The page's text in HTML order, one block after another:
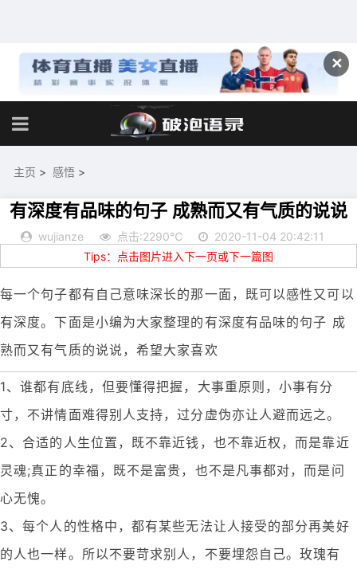
✕
主页 > 感悟 >
有深度有品味的句子 成熟而又有气质的说说
wujianze 点击:2290℃
2020-11-04 20:42:11
Tips：点击图片进入下一页或下一篇图
每一个句子都有自己意味深长的那一面，既可以感性又可以
有深度。下面是小编为大家整理的有深度有品味的句子 成
熟而又有气质的说说，希望大家喜欢
1、谁都有底线，但要懂得把握，大事重原则，小事有分
寸，不讲情面难得别人支持，过分虚伪亦让人避而远之。
2、合适的人生位置，既不靠近钱，也不靠近权，而是靠近
灵魂;真正的幸福，既不是富贵，也不是凡事都对，而是问
心无愧。
3、每个人的性格中，都有某些无法让人接受的部分再美好
的人也一样。所以不要苛求别人，不要埋怨自己。玫瑰有